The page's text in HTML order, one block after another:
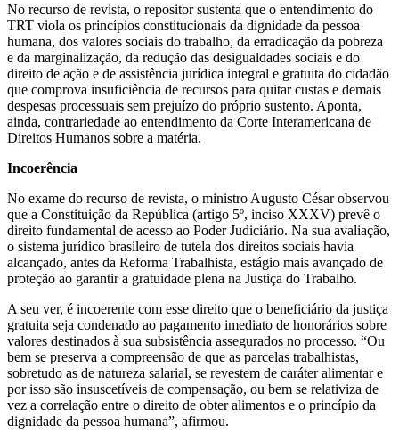
No recurso de revista, o repositor sustenta que o entendimento do
TRT viola os princípios constitucionais da dignidade da pessoa
humana, dos valores sociais do trabalho, da erradicação da pobreza
e da marginalização, da redução das desigualdades sociais e do
direito de ação e de assistência jurídica integral e gratuita do cidadão
que comprova insuficiência de recursos para quitar custas e demais
despesas processuais sem prejuízo do próprio sustento. Aponta,
ainda, contrariedade ao entendimento da Corte Interamericana de
Direitos Humanos sobre a matéria.
Incoerência
No exame do recurso de revista, o ministro Augusto César observou
que a Constituição da República (artigo 5º, inciso XXXV) prevê o
direito fundamental de acesso ao Poder Judiciário. Na sua avaliação,
o sistema jurídico brasileiro de tutela dos direitos sociais havia
alcançado, antes da Reforma Trabalhista, estágio mais avançado de
proteção ao garantir a gratuidade plena na Justiça do Trabalho.
A seu ver, é incoerente com esse direito que o beneficiário da justiça
gratuita seja condenado ao pagamento imediato de honorários sobre
valores destinados à sua subsistência assegurados no processo. “Ou
bem se preserva a compreensão de que as parcelas trabalhistas,
sobretudo as de natureza salarial, se revestem de caráter alimentar e
por isso são insuscetíveis de compensação, ou bem se relativiza de
vez a correlação entre o direito de obter alimentos e o princípio da
dignidade da pessoa humana”, afirmou.